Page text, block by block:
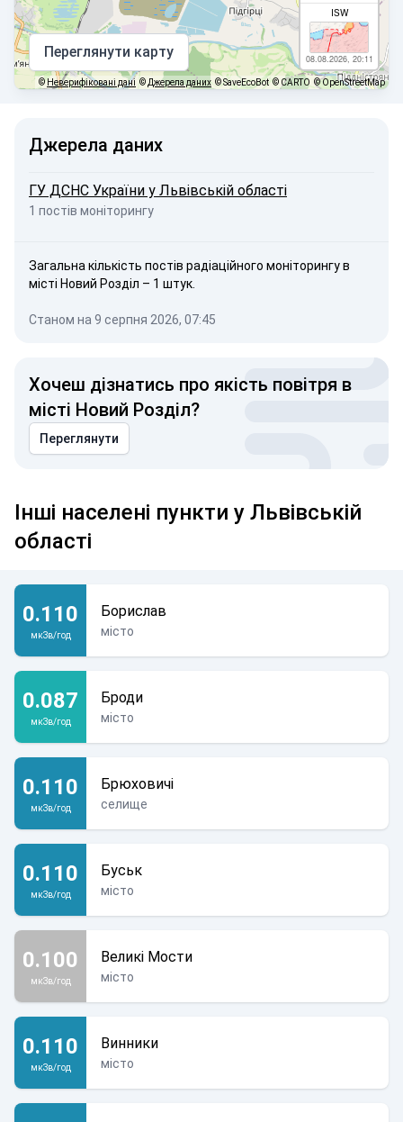
ISW
08.08.2026, 20:11
Переглянути карту
© Неверифіковані дані © Джерела даних © SaveEcoBot © CARTO © OpenStreetMap
Джерела даних
ГУ ДСНС України у Львівській області
1 постів моніторингу
Загальна кількість постів радіаційного моніторингу в
місті Новий Розділ – 1 штук.
Станом на 9 серпня 2026, 07:45
Хочеш дізнатись про якість повітря в
місті Новий Розділ?
Переглянути
Інші населені пункти у Львівській
області
0.110
мкЗв/год
Борислав
місто
0.087
мкЗв/год
Броди
місто
0.110
мкЗв/год
Брюховичі
селище
0.110
мкЗв/год
Буськ
місто
0.100
мкЗв/год
Великі Мости
місто
0.110
мкЗв/год
Винники
місто